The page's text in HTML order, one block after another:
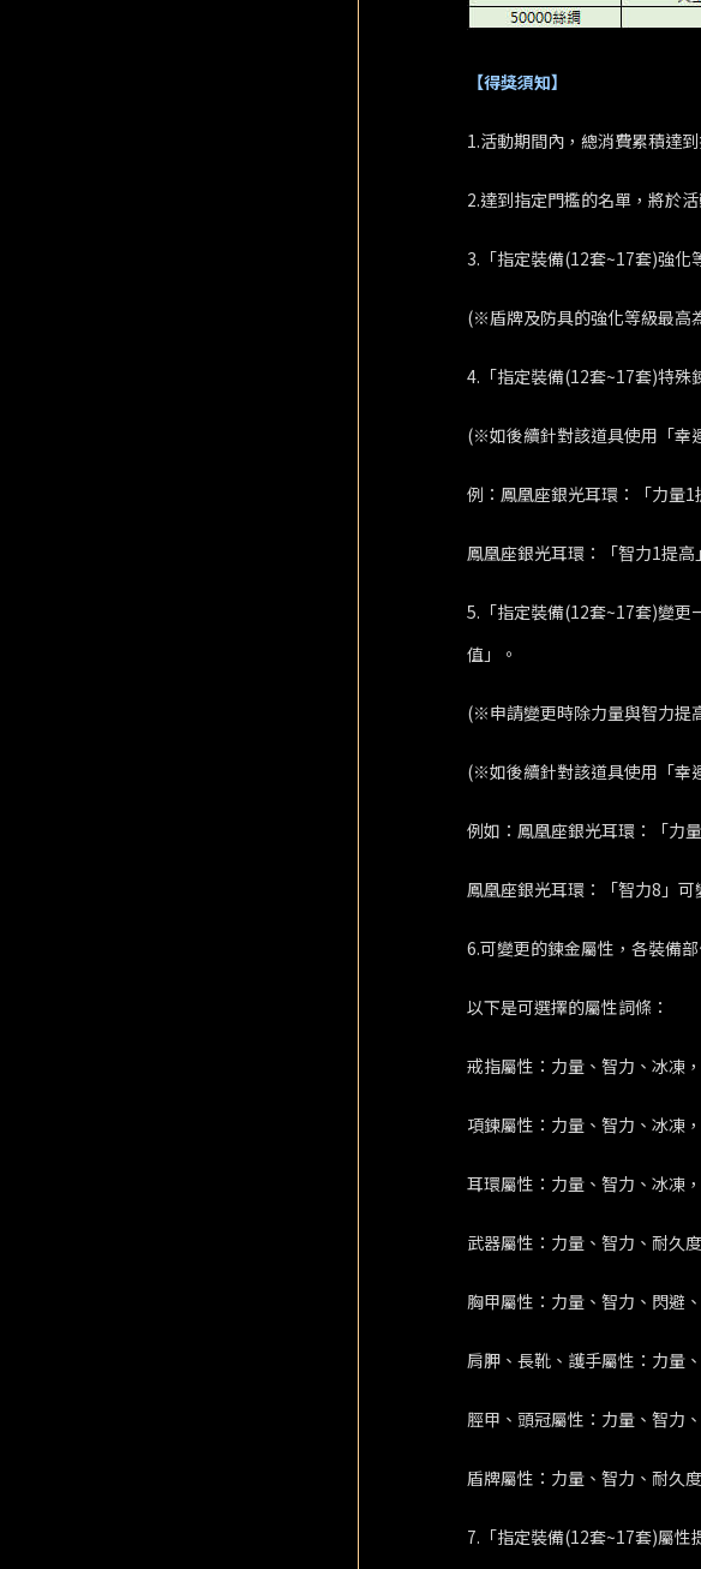
【得獎須知】
1.活動期間內，總消費累積達
2.達到指定門檻的名單，將於
3.「指定裝備(12套~17套)強化
(※盾牌及防具的強化等級最高
4.「指定裝備(12套~17套)特殊
(※如後續針對該道具使用「幸
例：鳳凰座銀光耳環：「力量
鳳凰座銀光耳環：「智力1提高
5.「指定裝備(12套~17套)變更
值」。
(※申請變更時除力量與智力提
(※如後續針對該道具使用「幸
例如：鳳凰座銀光耳環：「力
鳳凰座銀光耳環：「智力8」
6.可變更的鍊金屬性，各裝備
以下是可選擇的屬性詞條：
戒指屬性：力量、智力、冰凍
項鍊屬性：力量、智力、冰凍
耳環屬性：力量、智力、冰凍
武器屬性：力量、智力、耐久
胸甲屬性：力量、智力、閃避
肩胛、長靴、護手屬性：力量
脛甲、頭冠屬性：力量、智力
盾牌屬性：力量、智力、耐久
7.「指定裝備(12套~17套)屬